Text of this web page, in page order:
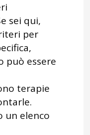
sei qui,
per
può essere
terapie
un elenco